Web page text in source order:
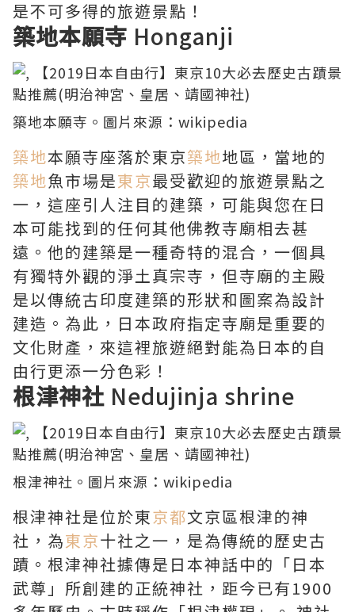
是不可多得的旅遊景點！
築地本願寺 Honganji
築地本願寺。圖片來源： wikipedia
築地本願寺座落於東京築地地區，當地的
築地魚市場是東京最受歡迎的旅遊景點之
一，這座引人注目的建築，可能與您在日
本可能找到的任何其他佛教寺廟相去甚
遠。他的建築是一種奇特的混合，一個具
有獨特外觀的淨土真宗寺，但寺廟的主殿
是以傳統古印度建築的形狀和圖案為設計
建造。為此，日本政府指定寺廟是重要的
文化財產，來這裡旅遊絕對能為日本的自
由行更添一分色彩！
根津神社 Nedujinja shrine
根津神社。圖片來源： wikipedia
根津神社是位於東京都文京區根津的神
社，為東京十社之一，是為傳統的歷史古
蹟。根津神社據傳是日本神話中的「日本
武尊」所創建的正統神社，距今已有1900